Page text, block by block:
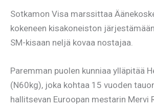
Sotkamon Visa marssittaa
kokeneen kisakoneiston
SM-kisaan neljä kovaa nostajaa.
Paremman puolen kunniaa ylläpitää
(N60kg), joka kohtaa 15 vuoden
hallitsevan Euroopan mestarin Mervi